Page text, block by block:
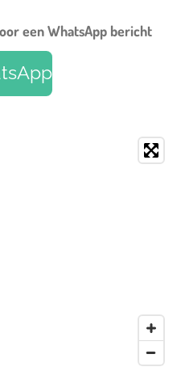
een WhatsApp bericht